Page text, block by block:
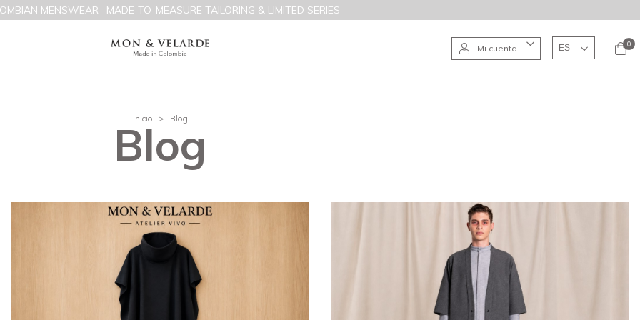
MENSWEAR · MADE-TO-MEASURE TAILORING & LIMITED SERIES
Mi cuenta 0
Inicio > Blog
Blog